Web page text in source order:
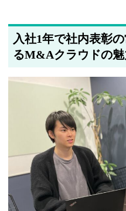
入社1年で社内表彰
るM&Aクラウドの魅